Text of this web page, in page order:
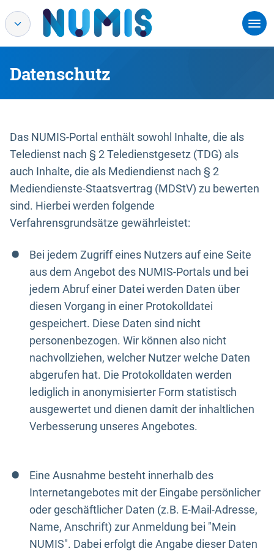
Datenschutz
Das NUMIS-Portal enthält sowohl Inhalte, die als
Teledienst nach § 2 Teledienstgesetz (TDG) als
auch Inhalte, die als Mediendienst nach § 2
Mediendienste-Staatsvertrag (MDStV) zu bewerten
sind. Hierbei werden folgende
Verfahrensgrundsätze gewährleistet:
Bei jedem Zugriff eines Nutzers auf eine Seite
aus dem Angebot des NUMIS-Portals und bei
jedem Abruf einer Datei werden Daten über
diesen Vorgang in einer Protokolldatei
gespeichert. Diese Daten sind nicht
personenbezogen. Wir können also nicht
nachvollziehen, welcher Nutzer welche Daten
abgerufen hat. Die Protokolldaten werden
lediglich in anonymisierter Form statistisch
ausgewertet und dienen damit der inhaltlichen
Verbesserung unseres Angebotes.
Eine Ausnahme besteht innerhalb des
Internetangebotes mit der Eingabe persönlicher
oder geschäftlicher Daten (z.B. E-Mail-Adresse,
Name, Anschrift) zur Anmeldung bei "Mein
NUMIS". Dabei erfolgt die Angabe dieser Daten